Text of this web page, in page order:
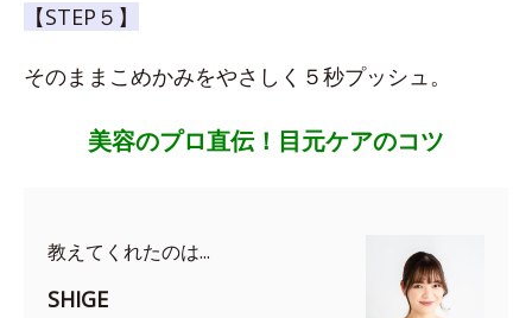
【STEP５】
そのままこめかみをやさしく５秒プッシュ。
美容のプロ直伝！目元ケアのコツ
教えてくれたのは...
SHIGE